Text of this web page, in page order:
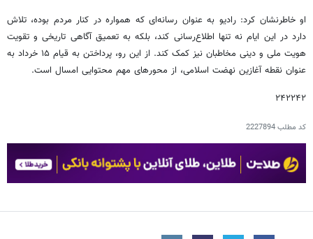
او خاطرنشان کرد: رادیو به عنوان رسانه‌ای که همواره در کنار مردم بوده، تلاش
دارد در این ایام نه تنها اطلاع‌رسانی کند، بلکه به تعمیق آگاهی تاریخی و تقویت
هویت ملی و دینی مخاطبان نیز کمک کند. از این رو، پرداختن به قیام ۱۵ خرداد به
عنوان نقطه آغازین نهضت اسلامی، از محورهای مهم محتوایی امسال است.
۲۴۲۲۴۲
کد مطلب2227894